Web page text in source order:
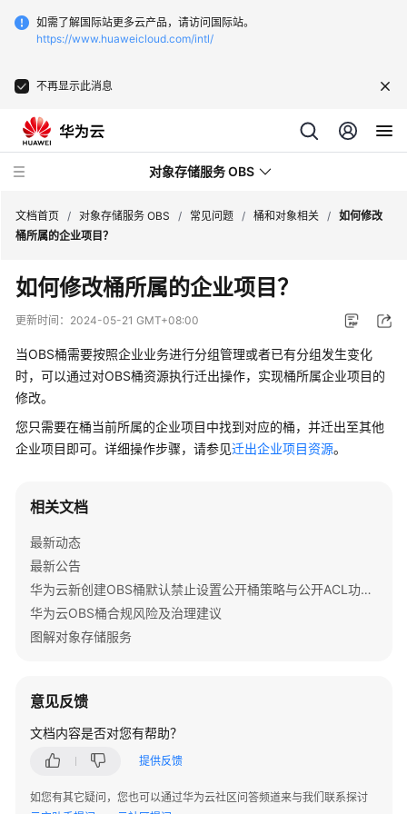
如需了解国际站更多云产品，请访问国际站。
https://www.huaweicloud.com/intl/
不再显示此消息
对象存储服务 OBS
最
新
动
服
务
告
品
介
绍
费
说
明
速
门
户
文档首页 / 对象存储服务 OBS / 常见问题 / 桶和对象相关 / 如何修改
桶所属的企业项目？
如何修改桶所属的企业项目？
更新时间： 2024-05-21 GMT+08:00
当OBS桶需要按照企业业务进行分组管理或者已有分组发生变化
时，可以通过对OBS桶资源执行迁出操作，实现桶所属企业项目的
修改。
您只需要在桶当前所属的企业项目中找到对应的桶，并迁出至其他
企业项目即可。详细操作步骤，请参见迁出企业项目资源。
相关文档
最新动态
最新公告
华为云新创建OBS桶默认禁止设置公开桶策略与公开ACL功能通知
华为云OBS桶合规风险及治理建议
图解对象存储服务
意见反馈
文档内容是否对您有帮助？
提供反馈
如您有其它疑问，您也可以通过华为云社区问答频道来与我们联系探讨